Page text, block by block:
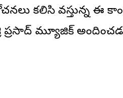
కలిసి వస్తున్న ఈ
మ్యూజిక్